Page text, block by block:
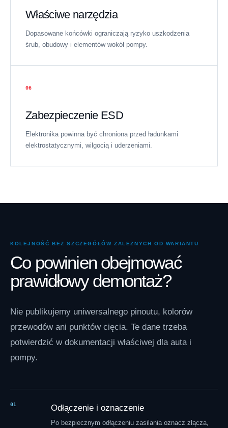
Właściwe narzędzia
Dopasowane końcówki ograniczają ryzyko uszkodzenia
śrub, obudowy i elementów wokół pompy.
06
Zabezpieczenie ESD
Elektronika powinna być chroniona przed ładunkami
elektrostatycznymi, wilgocią i uderzeniami.
KOLEJNOŚĆ BEZ SZCZEGÓŁÓW ZALEŻNYCH OD WARIANTU
Co powinien obejmować
prawidłowy demontaż?
Nie publikujemy uniwersalnego pinoutu, kolorów
przewodów ani punktów cięcia. Te dane trzeba
potwierdzić w dokumentacji właściwej dla auta i
pompy.
01 Odłączenie i oznaczenie
Po bezpiecznym odłączeniu zasilania oznacz złącza,